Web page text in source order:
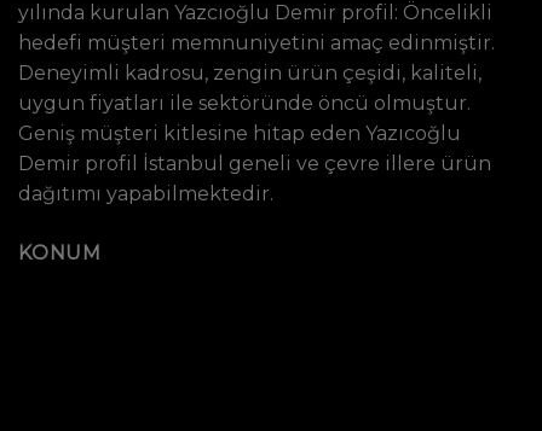
yılında kurulan Yazcıoğlu Demir profil: Öncelikli
hedefi müşteri memnuniyetini amaç edinmiştir.
Deneyimli kadrosu, zengin ürün çeşidi, kaliteli,
uygun fiyatları ile sektöründe öncü olmuştur.
Geniş müşteri kitlesine hitap eden Yazıcoğlu
Demir profil İstanbul geneli ve çevre illere ürün
dağıtımı yapabilmektedir.
KONUM